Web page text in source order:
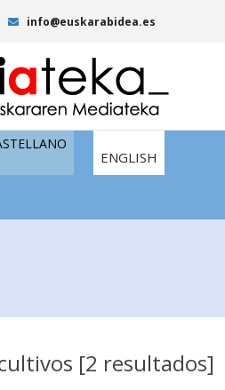
info@euskarabidea.es
ENGLISH
[2 resultados]